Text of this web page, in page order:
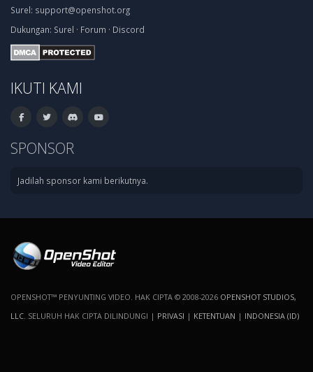
Surel: support@openshot.org
Dukungan: Surel · Forum · Discord
IKUTI KAMI
SPONSOR
Jadilah sponsor kami berikutnya.
OPENSHOT™ PENYUNTING VIDEO. HAK CIPTA © 2008-2026 OPENSHOT STUDIOS,
LLC . SELURUH HAK CIPTA DILINDUNGI | PRIVASI | KETENTUAN | INDONESIA (ID)